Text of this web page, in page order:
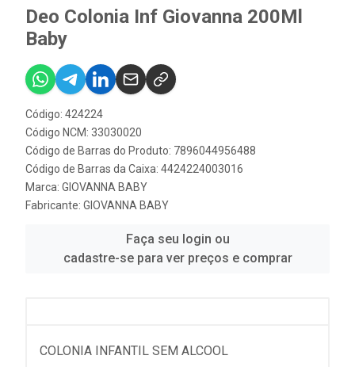
Deo Colonia Inf Giovanna 200Ml
Baby
Código: 424224
Código NCM: 33030020
Código de Barras do Produto: 7896044956488
Código de Barras da Caixa: 4424224003016
Marca: GIOVANNA BABY
Fabricante: GIOVANNA BABY
Faça seu login ou
cadastre-se para ver preços e comprar
COLONIA INFANTIL SEM ALCOOL